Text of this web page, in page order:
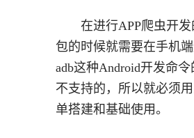
在进行APP爬虫开
包的时候就需要在手机
adb这种Android开发命
不支持的，所以就必须
单搭建和基础使用。